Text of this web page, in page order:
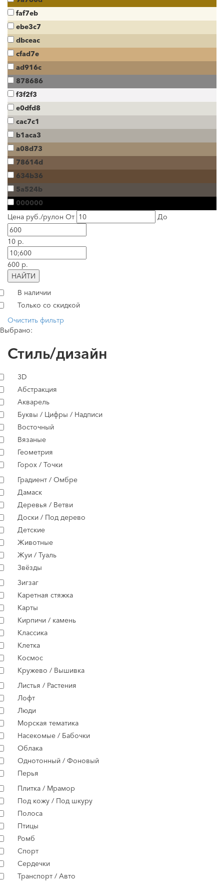
faf7eb
ebe3c7
dbceac
cfad7e
ad916c
878686
f3f2f3
e0dfd8
cac7c1
b1aca3
a08d73
78614d
634b36
5a524b
000000
Цена руб./рулон От До
10 р.
600 р.
НАЙТИ
В наличии
Только со скидкой
Очистить фильтр
Выбрано:
Стиль/дизайн
3D
Абстракция
Акварель
Буквы / Цифры / Надписи
Восточный
Вязаные
Геометрия
Горох / Точки
Градиент / Омбре
Дамаск
Деревья / Ветви
Доски / Под дерево
Детские
Животные
Жуи / Туаль
Звёзды
Зигзаг
Каретная стяжка
Карты
Кирпичи / камень
Классика
Клетка
Космос
Кружево / Вышивка
Листья / Растения
Лофт
Люди
Морская тематика
Насекомые / Бабочки
Облака
Однотонный / Фоновый
Перья
Плитка / Мрамор
Под кожу / Под шкуру
Полоса
Птицы
Ромб
Спорт
Сердечки
Транспорт / Авто